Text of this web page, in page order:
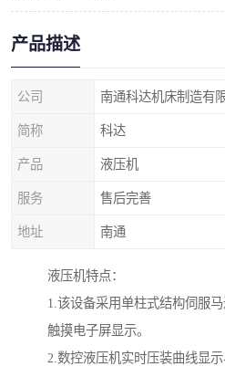
产品描述
公司 南通科达机床制造有
简称 科达
产品 液压机
服务 售后完善
地址 南通
液压机特点：
1.该设备采用单柱式结构伺服马
触摸电子屏显示。
2.数控液压机实时压装曲线显